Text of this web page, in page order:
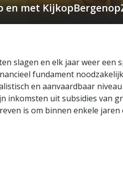
en met
slagen en elk jaar weer een
fundament
en aanvaardbaar
inkomsten uit subsidies van
is om binnen enkele